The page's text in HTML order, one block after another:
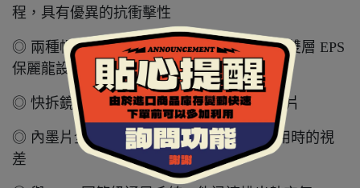
程，具有優異的抗衝擊性
◎ 兩種帽殼尺寸 ( L 以下 / XL 以上 )，搭配雙層 EPS
保麗龍設計，有效增加安全性
◎ 快拆鏡片，可加購專屬 PINKLOCK 防霧片
◎ 內墨片全視野加大設計，減少內墨片使用時的視
差